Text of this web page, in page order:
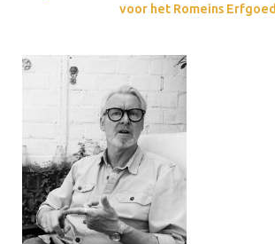
voor het Romeins Erfgoed